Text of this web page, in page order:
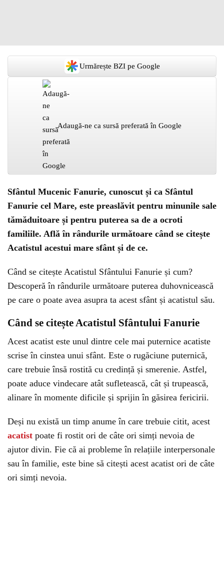
Urmărește BZI pe Google
Adaugă-ne ca sursă preferată în Google
Sfântul Mucenic Fanurie, cunoscut și ca Sfântul
Fanurie cel Mare, este preaslăvit pentru minunile sale
tămăduitoare și pentru puterea sa de a ocroti
familiile. Află în rândurile următoare când se citește
Acatistul acestui mare sfânt și de ce.
Când se citește Acatistul Sfântului Fanurie și cum?
Descoperă în rândurile următoare puterea duhovnicească
pe care o poate avea asupra ta acest sfânt și acatistul său.
Când se citește Acatistul Sfântului Fanurie
Acest acatist este unul dintre cele mai puternice acatiste
scrise în cinstea unui sfânt. Este o rugăciune puternică,
care trebuie însă rostită cu credință și smerenie. Astfel,
poate aduce vindecare atât sufletească, cât și trupească,
alinare în momente dificile și sprijin în găsirea fericirii.
Deși nu există un timp anume în care trebuie citit, acest
acatist poate fi rostit ori de câte ori simți nevoia de
ajutor divin. Fie că ai probleme în relațiile interpersonale
sau în familie, este bine să citești acest acatist ori de câte
ori simți nevoia.